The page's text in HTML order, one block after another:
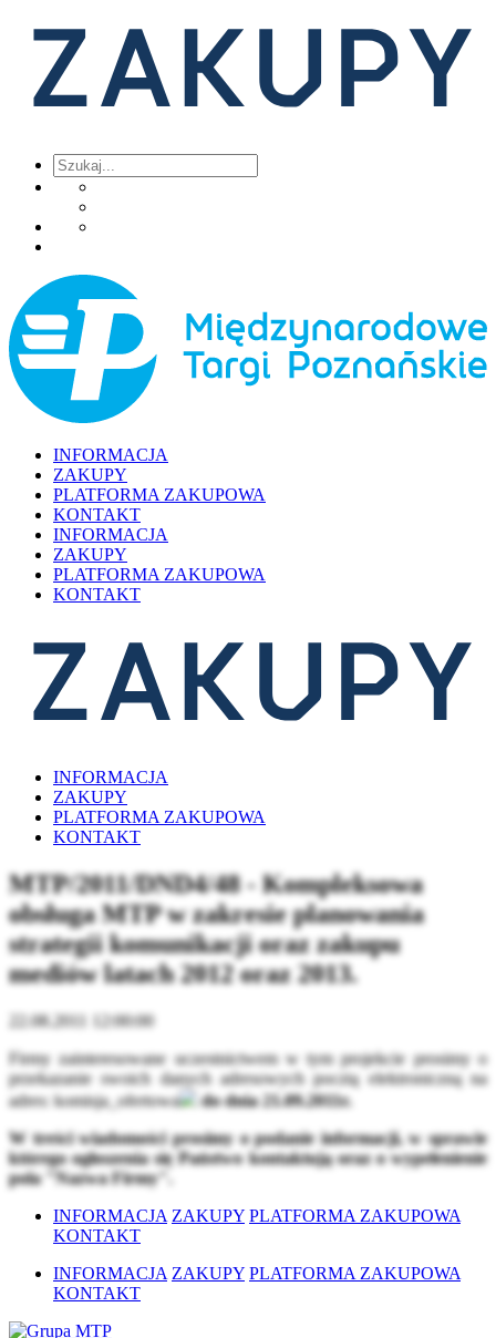
INFORMACJA
ZAKUPY
PLATFORMA ZAKUPOWA
KONTAKT
INFORMACJA
ZAKUPY
PLATFORMA ZAKUPOWA
KONTAKT
INFORMACJA
ZAKUPY
PLATFORMA ZAKUPOWA
KONTAKT
MTP/2011/DND4/48 - Kompleksowa
obsługa MTP w zakresie planowania
strategii komunikacji oraz zakupu
mediów latach 2012 oraz 2013.
22.08.2011 12:00:00
Firmy zainteresowane uczestnictwem w tym projekcie prosimy o
przekazanie swoich danych adresowych pocztą elektroniczną na
adres: komisja_ofertowa
do dnia 21.09.2011r.
W treści wiadomości prosimy o podanie informacji, w sprawie
którego ogłoszenia się Państwo kontaktują oraz o wypełenienie
pola "Nazwa Firmy".
INFORMACJA ZAKUPY PLATFORMA ZAKUPOWA
KONTAKT
INFORMACJA ZAKUPY PLATFORMA ZAKUPOWA
KONTAKT